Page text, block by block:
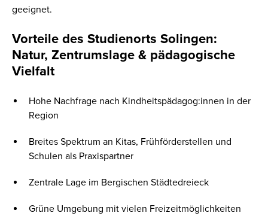
geeignet.
Vorteile des Studienorts Solingen:
Natur, Zentrumslage & pädagogische
Vielfalt
Hohe Nachfrage nach Kindheitspädagog:innen in der
Region
Breites Spektrum an Kitas, Frühförderstellen und
Schulen als Praxispartner
Zentrale Lage im Bergischen Städtedreieck
Grüne Umgebung mit vielen Freizeitmöglichkeiten